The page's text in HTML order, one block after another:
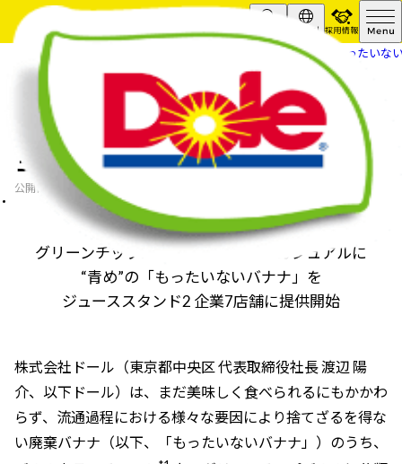
Search Global
採用情報
“青め”の「もったい
“青め”の「もったいないバナナ」をジ
ューススタンド2企業7店舗に提供開始
公開日 2022.11.10
フードロスに寄与しながら、
グリーンチップバナナをジュースでカジュアルに
“青め”の「もったいないバナナ」を
ジューススタンド2 企業7店舗に提供開始
株式会社ドール（東京都中央区 代表取締役社長 渡辺 陽
介、以下ドール）は、まだ美味しく食べられるにもかかわ
らず、流通過程における様々な要因により捨てざるを得な
い廃棄バナナ（以下、「もったいないバナナ」）のうち、